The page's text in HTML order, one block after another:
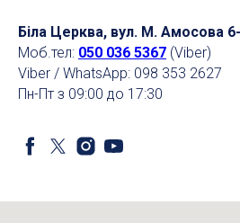
Біла Церква, вул. М. Амосова
Моб.тел: 050 036 5367 (Viber)
Viber / WhatsApp: 098 353 2627
Пн-Пт з 09:00 до 17:30